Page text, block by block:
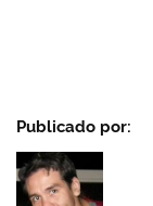
Publicado por: